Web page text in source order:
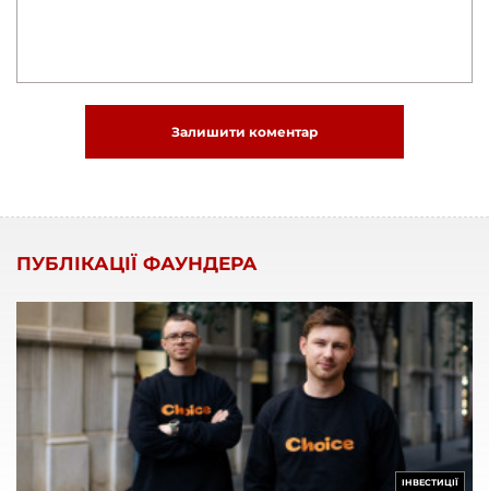
Залишити коментар
ПУБЛІКАЦІЇ ФАУНДЕРА
ІНВЕСТИЦІЇ